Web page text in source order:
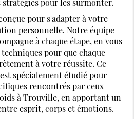
stratégies pour les surmonter.
pour s'adapter à votre
personnelle. Notre équipe
à chaque étape, en vous
pour que chaque
à votre réussite. Ce
spécialement étudié pour
rencontrés par ceux
à Trouville, en apportant un
esprit, corps et émotions.